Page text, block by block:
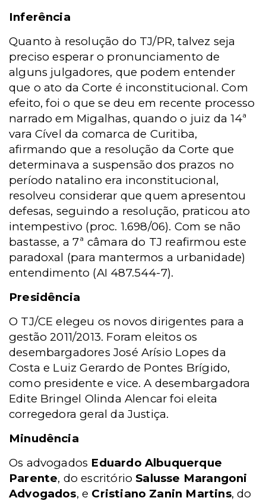
Inferência
Quanto à resolução do TJ/PR, talvez seja
preciso esperar o pronunciamento de
alguns julgadores, que podem entender
que o ato da Corte é inconstitucional. Com
efeito, foi o que se deu em recente processo
narrado em Migalhas, quando o juiz da 14ª
vara Cível da comarca de Curitiba,
afirmando que a resolução da Corte que
determinava a suspensão dos prazos no
período natalino era inconstitucional,
resolveu considerar que quem apresentou
defesas, seguindo a resolução, praticou ato
intempestivo (proc. 1.698/06). Com se não
bastasse, a 7ª câmara do TJ reafirmou este
paradoxal (para mantermos a urbanidade)
entendimento (AI 487.544-7).
Presidência
O TJ/CE elegeu os novos dirigentes para a
gestão 2011/2013. Foram eleitos os
desembargadores José Arísio Lopes da
Costa e Luiz Gerardo de Pontes Brígido,
como presidente e vice. A desembargadora
Edite Bringel Olinda Alencar foi eleita
corregedora geral da Justiça.
Minudência
Os advogados Eduardo Albuquerque
Parente, do escritórioSalusse Marangoni
Advogados, e Cristiano Zanin Martins, do